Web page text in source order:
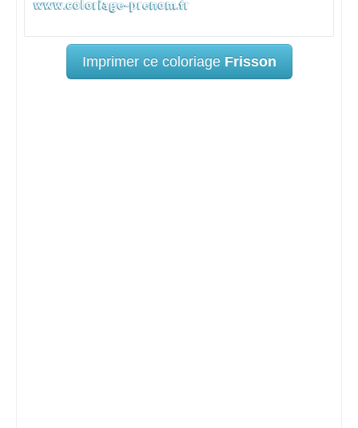
Imprimer ce coloriage Frisson